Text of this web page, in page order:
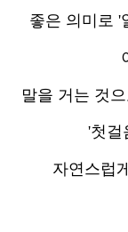
좋은 의미로 '
말을 거는 것
'첫걸
자연스럽